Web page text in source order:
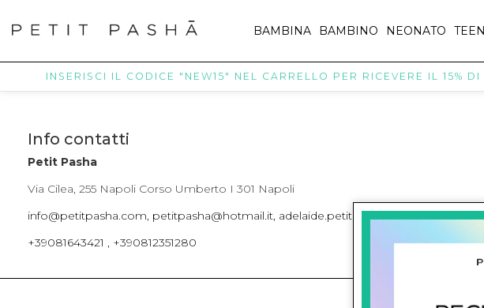
BAMBINA BAMBINO NEONATO
INSERISCI IL CODICE "NEW15" NEL CARRELLO PER RICEVERE IL 15%
Info contatti
Petit Pasha
Via Cilea, 255 Napoli Corso Umberto I 301 Napoli
info@petitpasha.com, petitpasha@hotmail.it, adelaide.petitpasha@hotmail.com
+39081643421 , +390812351280